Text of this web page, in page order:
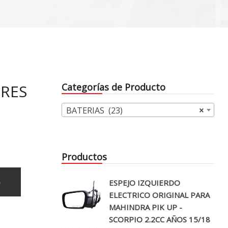
Categorías de Producto
×
BATERIAS (23)
Productos
ESPEJO IZQUIERDO
ELECTRICO ORIGINAL PARA
MAHINDRA PIK UP -
SCORPIO 2.2CC AÑOS 15/18